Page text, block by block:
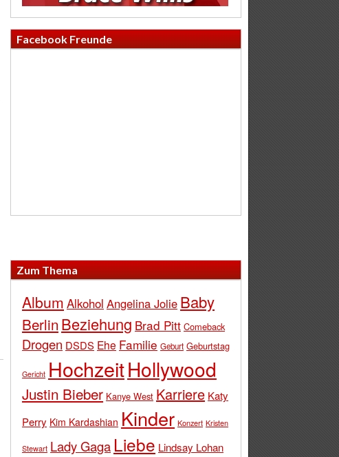
Facebook Freunde
Zum Thema
Album Alkohol Angelina Jolie Baby
Berlin Beziehung Brad Pitt Comeback
Drogen DSDS Ehe Familie Geburt Geburtstag
Gericht HochzeitHollywood
Justin Bieber Kanye West Karriere Katy
Perry Kim Kardashian Kinder Konzert Kristen
Stewart Lady Gaga Liebe Lindsay Lohan